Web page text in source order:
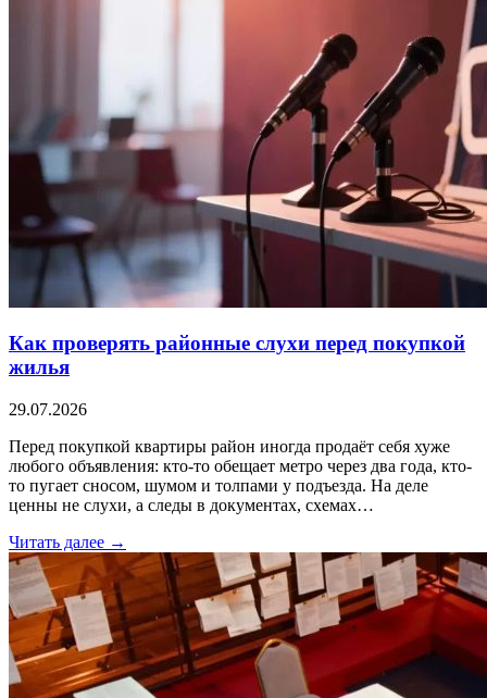
Как проверять районные слухи перед покупкой
жилья
29.07.2026
Перед покупкой квартиры район иногда продаёт себя хуже
любого объявления: кто-то обещает метро через два года, кто-
то пугает сносом, шумом и толпами у подъезда. На деле
ценны не слухи, а следы в документах, схемах…
Читать далее →